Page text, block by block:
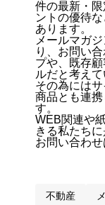
件の最新・
ントの優待
あります。
メールマガ
り、お問い
プや、既存
ルだと考えて
その為には
商品とも連
す。
WEB関連や
きる私たち
お問い合わ
不動産